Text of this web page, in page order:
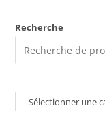
Recherche